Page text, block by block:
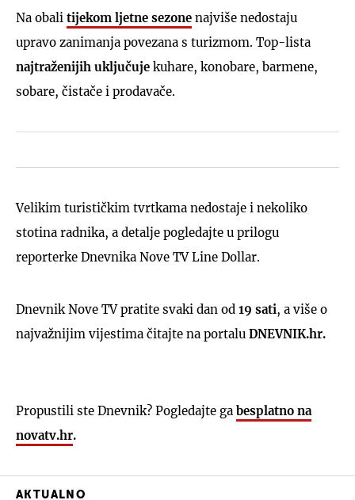
Na obali tijekom ljetne sezone najviše nedostaju
upravo zanimanja povezana s turizmom. Top-lista
najtraženijih uključuje kuhare, konobare, barmene,
sobare, čistače i prodavače.
Velikim turističkim tvrtkama nedostaje i nekoliko
stotina radnika, a detalje pogledajte u prilogu
reporterke Dnevnika Nove TV Line Dollar.
Dnevnik Nove TV pratite svaki dan od 19 sati, a više o
najvažnijim vijestima čitajte na portalu DNEVNIK.hr.
Propustili ste Dnevnik? Pogledajte ga besplatno na
novatv.hr.
AKTUALNO